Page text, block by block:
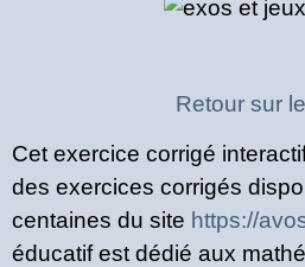
Retour sur
Cet exercice corrigé
des exercices corrigés
centaines du site https://
éducatif est dédié aux